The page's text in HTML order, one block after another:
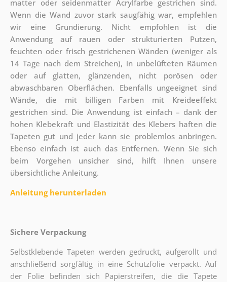
matter oder seidenmatter Acrylfarbe gestrichen sind.
Wenn die Wand zuvor stark saugfähig war, empfehlen
wir eine Grundierung. Nicht empfohlen ist die
Anwendung auf rauen oder strukturierten Putzen,
feuchten oder frisch gestrichenen Wänden (weniger als
14 Tage nach dem Streichen), in unbelüfteten Räumen
oder auf glatten, glänzenden, nicht porösen oder
abwaschbaren Oberflächen. Ebenfalls ungeeignet sind
Wände, die mit billigen Farben mit Kreideeffekt
gestrichen sind. Die Anwendung ist einfach – dank der
hohen Klebekraft und Elastizität des Klebers haften die
Tapeten gut und jeder kann sie problemlos anbringen.
Ebenso einfach ist auch das Entfernen. Wenn Sie sich
beim Vorgehen unsicher sind, hilft Ihnen unsere
übersichtliche Anleitung.
Anleitung herunterladen
Sichere Verpackung
Selbstklebende Tapeten werden gedruckt, aufgerollt und
anschließend sorgfältig in eine Schutzfolie verpackt. Auf
der Folie befinden sich Papierstreifen, die die Tapete